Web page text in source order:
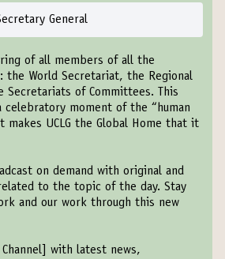
General
of all members of all the
the World Secretariat, the Regional
Secretariats of Committees. This
celebratory moment of the “human
makes UCLG the Global Home that it
on demand with original and
to the topic of the day. Stay
and our work through this new
with latest news,